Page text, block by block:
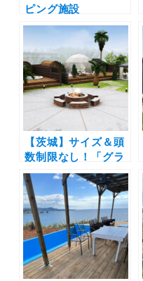
ピング施設
「GLAMP
ELEMENT」に待望
の愛犬OKキャビン
がオープン！プライ
ベートドッグラン付
き（小型犬2頭まで
OK）
【茨城】サイズ＆頭
数制限なし！「グラ
ンピングサウナ –
SISU（シス）-」4月
18日オープン！プラ
イベートドッグラン
付き